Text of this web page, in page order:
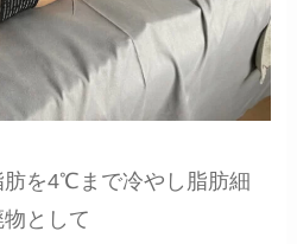
を4℃まで冷やし脂肪細
として